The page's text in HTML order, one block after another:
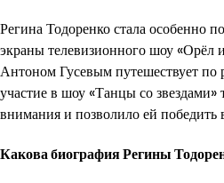
Регина Тодоренко стала особенно
экраны телевизионного шоу «Орёл
Антоном Гусевым путешествует
участие в шоу «Танцы со
внимания и позволило ей победить
Какова биография Регины